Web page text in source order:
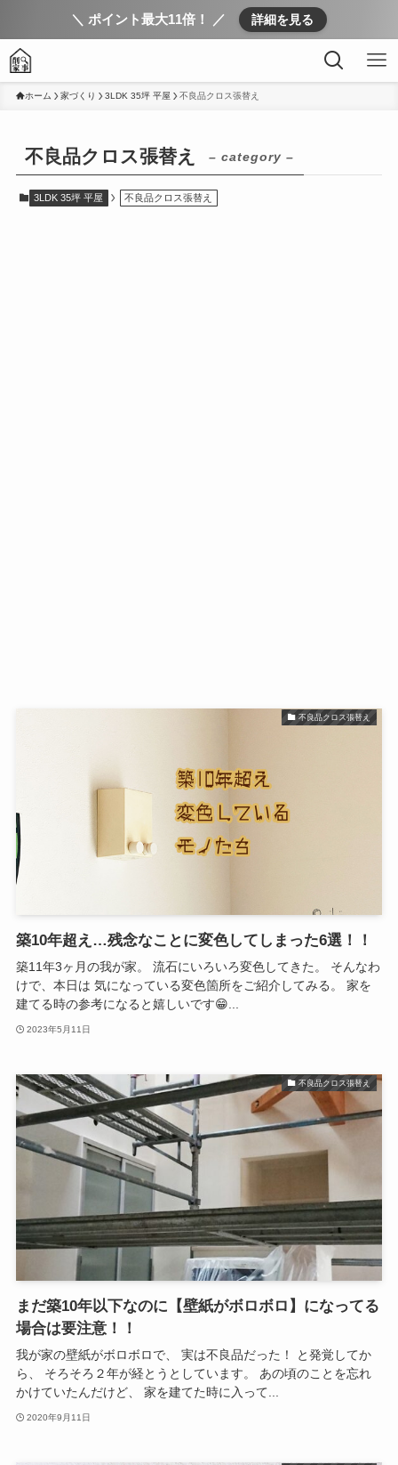
＼ ポイント最大11倍！ ／ 詳細を見る
ホーム 家づくり 3LDK 35坪 平屋 不良品クロス張替え
不良品クロス張替え – category –
3LDK 35坪 平屋 不良品クロス張替え
不良品クロス張替え
築10年超え…残念なことに変色してしまった6選！！
築11年3ヶ月の我が家。 流石にいろいろ変色してきた。 そんなわ
けで、本日は 気になっている変色箇所をご紹介してみる。 家を
建てる時の参考になると嬉しいです😁...
2023年5月11日
不良品クロス張替え
まだ築10年以下なのに【壁紙がボロボロ】になってる
場合は要注意！！
我が家の壁紙がボロボロで、 実は不良品だった！ と発覚してか
ら、 そろそろ２年が経とうとしています。 あの頃のことを忘れ
かけていたんだけど、 家を建てた時に入って...
2020年9月11日